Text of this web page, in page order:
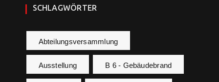
SCHLAGWÖRTER
Abteilungsversammlung
Ausstellung B 6 - Gebäudebrand